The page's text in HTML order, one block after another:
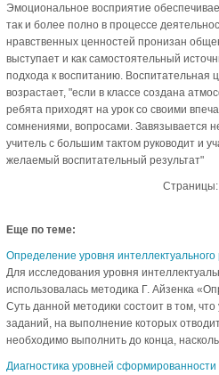
Эмоциональное восприятие
так и более полно в процессе
нравственных ценностей пронизан
выступает и как самостоятельный
подхода к воспитанию. Воспитательная
возрастает, "если в классе создана
ребята приходят на урок со своими
сомнениями, вопросами. Завязывается
учитель с большим тактом руководит и
желаемый воспитательный результат"
Страницы:
Еще по теме:
Определение уровня интеллектуального
Для исследования уровня
использовалась методика Г. Айзенка
Суть данной методики состоит в том,
заданий, на выполнение которых
необходимо выполнить до конца,
Диагностика уровней